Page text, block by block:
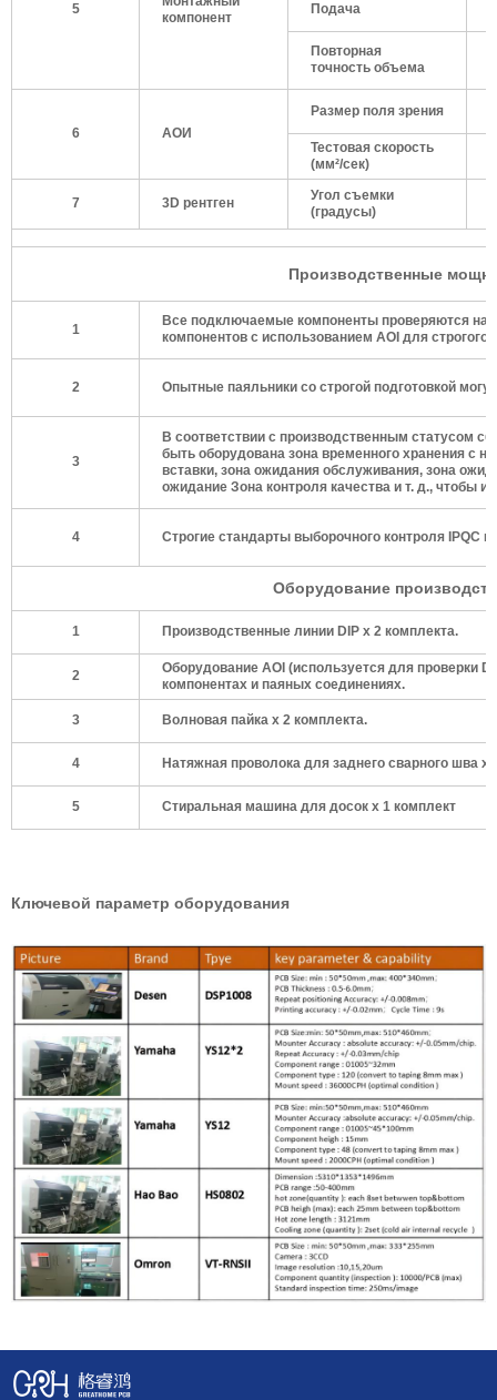
5
компонент
Подача
Повторная
точность объема
6 АОИ
Размер поля зрения
Тестовая скорость
(мм²/сек)
7 3D рентген
Угол съемки
(градусы)
Производственные
1
Все подключаемые компоненты проверяются на
компонентов с использованием AOI для строгого
2 Опытные паяльники со строгой подготовкой
3
В соответствии с производственным статусом
быть оборудована зона временного хранения с
вставки, зона ожидания обслуживания, зона
ожидание Зона контроля качества и т. д., чтобы
4 Строгие стандарты выборочного контроля IPQC
Оборудование
1 Производственные линии DIP x 2 комплекта.
2
Оборудование AOI (используется для проверки
компонентах и паяных соединениях.
3 Волновая пайка x 2 комплекта.
4 Натяжная проволока для заднего сварного шва x
5 Стиральная машина для досок x 1 комплект
Ключевой параметр оборудования